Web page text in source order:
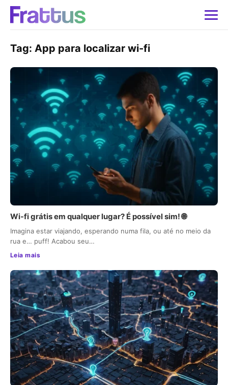
Tag: App para localizar wi-fi
Wi-fi grátis em qualquer lugar? É possível sim! 🌐
Imagina estar viajando, esperando numa fila, ou até no meio da
rua e… puff! Acabou seu…
Leia mais